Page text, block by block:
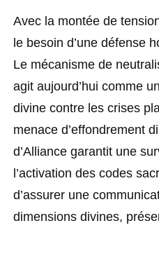
Avec la montée de
le besoin d’une défense
Le mécanisme de
agit aujourd’hui comme
divine contre les crises
menace d’effondrement
d’Alliance garantit une
l’activation des codes
d’assurer une
dimensions divines,